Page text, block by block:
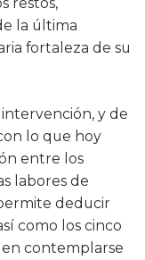
la última
fortaleza de su
y de
lo que hoy
entre los
labores de
deducir
como los cinco
contemplarse